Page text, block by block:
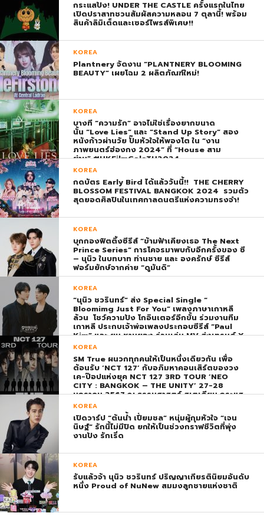
กระแสปัง! UNDER THE CASTLE ครั้งแรกในไทย
เปิดปราสาทชวนสัมผัสความหลอน 7 ตุลานี้! พร้อม
สินค้าลิมิเต็ดและเซอร์ไพรส์พิเศษ!!
KOREA
Plantnery จัดงาน “PLANTNERY BLOOMING
BEAUTY” เผยโฉม 2 ผลิตภัณฑ์ใหม่!
KOREA
บางที “ความรัก” อาจไม่ใช่เรื่องยากขนาด
นั้น “Love Lies” และ “Stand Up Story” สอง
หนังก้าวผ่านวัย ปั๊มหัวใจให้พองโต ใน “งาน
ภาพยนตร์ฮ่องกง 2024” ที่ “House สาม
ย่าน” #HKFilmGalaTH2024
KOREA
กดบัตร Early Bird ได้แล้ววันนี้!! THE CHERRY
BLOSSOM FESTIVAL BANGKOK 2024 รวมตัว
สุดยอดศิลปินในเทศกาลดนตรีแห่งความทรงจำ!
KOREA
บุกกองฟิตติ้งซีรีส์ “ข้ามฟ้าเคียงเธอ The Next
Prince Series” การโคจรมาพบกับอีกครั้งของ ซี
– นุนิว ในบทบาท ท่านชาย และ องครักษ์ ซีรีส์
ฟอร์มยักษ์จากค่าย “ดูมันดิ”
KOREA
“นุนิว ชวรินทร์” ส่ง Special Single “
Bloomimg Just For You” เพลงภาษาเกาหลี
ล้วน โชว์ความปัง โกอินเตอร์อีกขั้น ร่วมงานทีม
เกาหลี ประกบเจ้าพ่อเพลงประกอบซีรีส์ “Paul
Kim” และ ยุน ชานยอง ร่วมเล่น MV ส่งเทรนด์ X
พุ่ง ติดอันดับ 1 โลก
KOREA
SM True ผนวกทุกคนให้เป็นหนึ่งเดียวกัน เพื่อ
ต้อนรับ ‘NCT 127’ กับอภิมหาคอนเสิร์ตของวง
เค-ป๊อปแห่งยุค NCT 127 3RD TOUR ‘NEO
CITY : BANGKOK – THE UNITY’ 27-28
มกราคม 2567 ณ ธรรมศาสตร์ สเตเดียม กระแส
ตอบรับยิ่งใหญ่สมการรอคอย บัตร SOLD OUT
ทุกที่นั่งทันทีที่เปิดจำหน่าย !
KOREA
เปิดวาร์ป “ต้นน้ำ เปี่ยมชล” หนุ่มผู้กุมหัวใจ “เจน
นิษฐ์” รักนี้ไม่มีปิด ยกให้เป็นช่วงกราฟชีวิตที่พุ่ง
งานปัง รักเริ่ด
KOREA
รับแล้วจ้า นุนิว ชวรินทร์ ปริญญาเกียรตินิยมอันดับ
หนึ่ง Proud of NuNew สมมงลูกชายแห่งชาติ